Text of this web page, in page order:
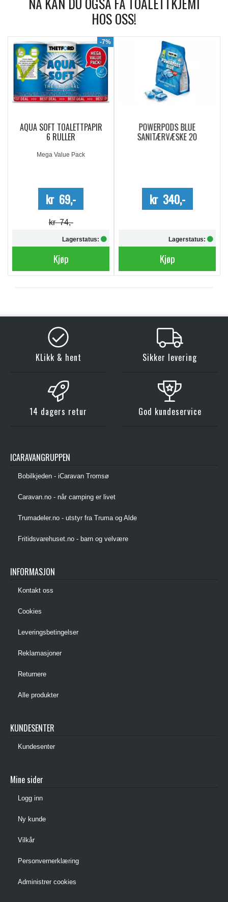
HOS OSS!
-7%
AQUA SOFT TOALETTPAPIR
6 RULLER
Mega Value Pack
kr 69,-
kr 74,-
Lagerstatus:
Kjøp
POWERPODS BLUE
SANITÆRVÆSKE 20
kr 340,-
Lagerstatus:
Kjøp
KLikk & hent Sikker levering
14 dagers retur God kundeservice
ICARAVANGRUPPEN
Bobilkjeden - iCaravan Tromsø
Caravan.no - når camping er livet
Trumadeler.no - utstyr fra Truma og Alde
Fritidsvarehuset.no - barn og velvære
INFORMASJON
Kontakt oss
Cookies
Leveringsbetingelser
Reklamasjoner
Returnere
Alle produkter
KUNDESENTER
Kundesenter
Mine sider
Logg inn
Ny kunde
Vilkår
Personvernerklæring
Administrer cookies